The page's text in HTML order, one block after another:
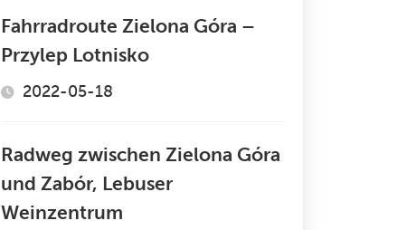
Fahrradroute Zielona Góra –
Przylep Lotnisko
2022-05-18
Radweg zwischen Zielona Góra
und Zabór, Lebuser
Weinzentrum